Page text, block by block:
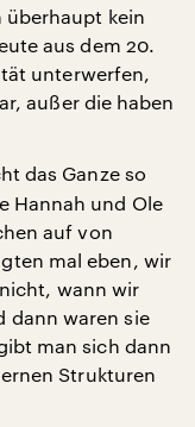
überhaupt kein
aus dem 20.
unterwerfen,
außer die haben
das Ganze so
Hannah und Ole
auf von
mal eben, wir
wann wir
dann waren sie
man sich dann
Strukturen